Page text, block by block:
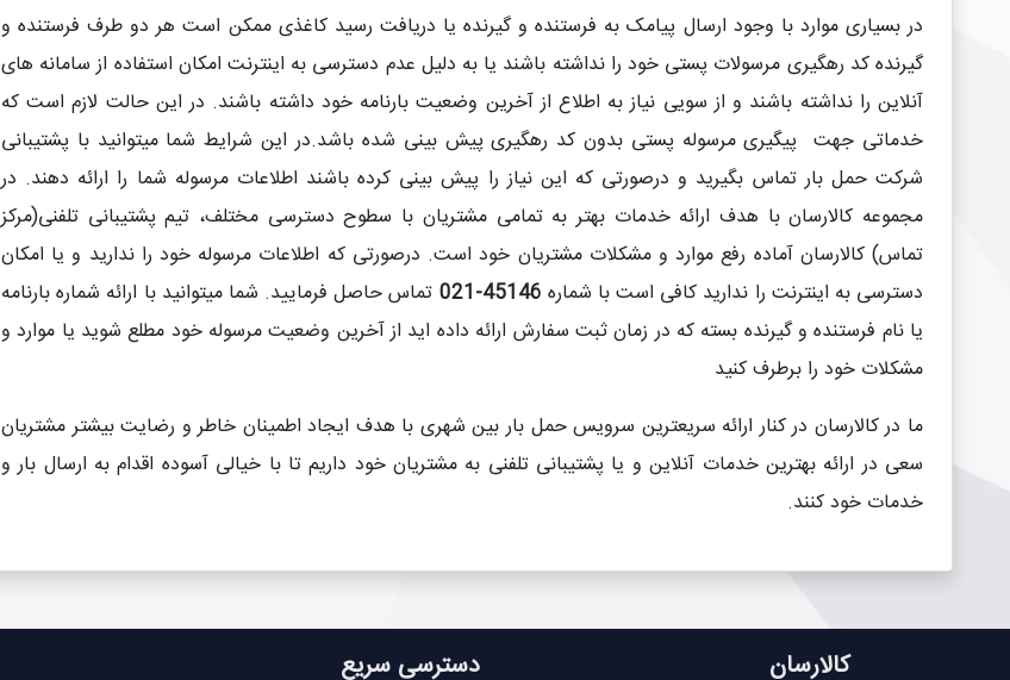
در بسیاری موارد با وجود ارسال پیامک به فرستنده و گیرنده یا دریافت رسید کاغذی ممکن است هر دو طرف فرستنده و
گیرنده کد رهگیری مرسولات پستی خود را نداشته باشند یا به دلیل عدم دسترسی به اینترنت امکان استفاده از سامانه های
آنلاین را نداشته باشند و از سویی نیاز به اطلاع از آخرین وضعیت بارنامه خود داشته باشند. در این حالت لازم است که
خدماتی جهت پیگیری مرسوله پستی بدون کد رهگیری پیش بینی شده باشد.در این شرایط شما میتوانید با پشتیبانی
شرکت حمل بار تماس بگیرید و درصورتی که این نیاز را پیش بینی کرده باشند اطلاعات مرسوله شما را ارائه دهند. در
مجموعه کالارسان با هدف ارائه خدمات بهتر به تمامی مشتریان با سطوح دسترسی مختلف، تیم پشتیبانی تلفنی(مرکز
تماس) کالارسان آماده رفع موارد و مشکلات مشتریان خود است. درصورتی که اطلاعات مرسوله خود را ندارید و یا امکان
دسترسی به اینترنت را ندارید کافی است با شماره 45146-021
تماس حاصل فرمایید. شما میتوانید با ارائه شماره بارنامه
یا نام فرستنده و گیرنده بسته که در زمان ثبت سفارش ارائه داده اید از آخرین وضعیت مرسوله خود مطلع شوید یا موارد و
مشکلات خود را برطرف کنید
ما در کالارسان در کنار ارائه سریعترین سرویس حمل بار بین شهری با هدف ایجاد اطمینان خاطر و رضایت بیشتر مشتریان
سعی در ارائه بهترین خدمات آنلاین و یا پشتیبانی تلفنی به مشتریان خود داریم تا با خیالی آسوده اقدام به ارسال بار و
خدمات خود کنند.
کالارسان دسترسی سریع